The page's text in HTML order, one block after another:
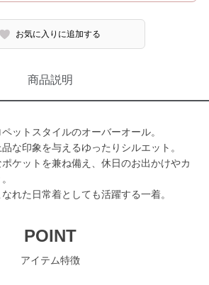
お気に入りに追加する
商品説明
ットスタイルのオーバーオール。
な印象を与えるゆったりシルエット。
ケットを兼ね備え、休日のお出かけやカ
れた日常着としても活躍する一着。
POINT
アイテム特徴